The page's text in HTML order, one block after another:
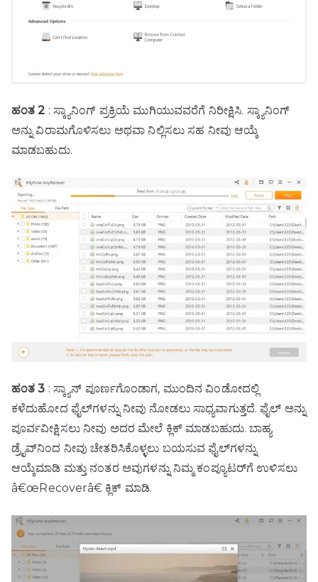
ಹಂತ 2 : ಸ್ಕ್ಯಾನಿಂಗ್ ಪ್ರಕ್ರಿಯೆ ಮುಗಿಯುವವರೆಗೆ ನಿರೀಕ್ಷಿಸಿ. ಸ್ಕ್ಯಾನಿಂಗ್
ಅನ್ನು ವಿರಾಮಗೊಳಿಸಲು ಅಥವಾ ನಿಲ್ಲಿಸಲು ಸಹ ನೀವು ಆಯ್ಕೆ
ಮಾಡಬಹುದು.
ಹಂತ 3 : ಸ್ಕ್ಯಾನ್ ಪೂರ್ಣಗೊಂಡಾಗ, ಮುಂದಿನ ವಿಂಡೋದಲ್ಲಿ
ಕಳೆದುಹೋದ ಫೈಲ್‌ಗಳನ್ನು ನೀವು ನೋಡಲು ಸಾಧ್ಯವಾಗುತ್ತದೆ. ಫೈಲ್ ಅನ್ನು
ಪೂರ್ವವೀಕ್ಷಿಸಲು ನೀವು ಅದರ ಮೇಲೆ ಕ್ಲಿಕ್ ಮಾಡಬಹುದು. ಬಾಹ್ಯ
ಡ್ರೈವ್‌ನಿಂದ ನೀವು ಚೇತರಿಸಿಕೊಳ್ಳಲು ಬಯಸುವ ಫೈಲ್‌ಗಳನ್ನು
ಆಯ್ಕೆಮಾಡಿ ಮತ್ತು ನಂತರ ಅವುಗಳನ್ನು ನಿಮ್ಮ ಕಂಪ್ಯೂಟರ್‌ಗೆ ಉಳಿಸಲು
â€œRecoverâ€ ಕ್ಲಿಕ್ ಮಾಡಿ.